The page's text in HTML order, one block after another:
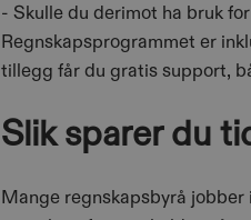
- Skulle du derimot ha bruk
Regnskapsprogrammet er
tillegg får du gratis support,
Slik sparer du
Mange regnskapsbyrå